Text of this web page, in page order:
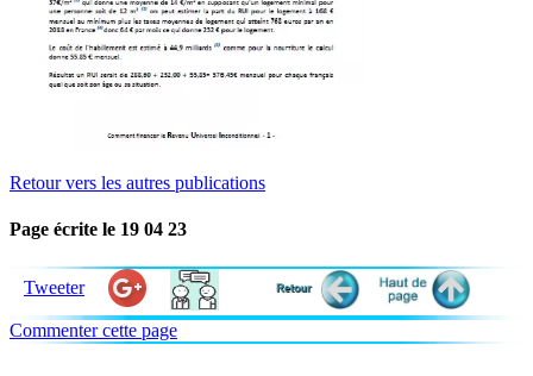
Retour vers les autres publications
Page écrite le 19 04 23
Tweeter
Commenter cette page